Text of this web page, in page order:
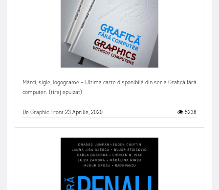
Mărci, sigle, logograme – Ultima carte disponibilă din seria Grafică fără
computer. (tiraj epuizat)
DeGraphic Front23 Aprilie, 2020 5238